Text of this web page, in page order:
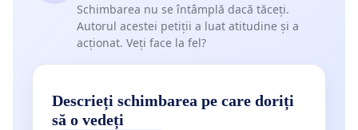
Schimbarea nu se întâmplă dacă tăceți.
Autorul acestei petiții a luat atitudine și a
acționat. Veți face la fel?
Descrieți schimbarea pe care doriți
să o vedeți